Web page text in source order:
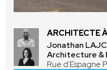
ARCHITECTE
Jonathan
Architecture &
Rue d'Espagne